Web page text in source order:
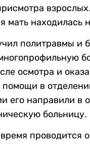
мать находилась
политравмы и
осмотра и
помощи в
его направили в
больницу.
проводится